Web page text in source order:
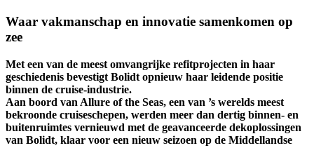
Waar vakmanschap en innovatie samenkomen op
zee
Met een van de meest omvangrijke refitprojecten in haar
geschiedenis bevestigt Bolidt opnieuw haar leidende positie
binnen de cruise-industrie.
Aan boord van Allure of the Seas, een van ’s werelds meest
bekroonde cruiseschepen, werden meer dan dertig binnen- en
buitenruimtes vernieuwd met de geavanceerde dekoplossingen
van Bolidt, klaar voor een nieuw seizoen op de Middellandse